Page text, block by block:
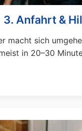
3. Anfahrt &
macht sich
in 20–30